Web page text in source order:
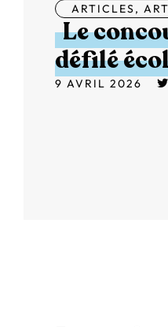
ARTICLES,
Le
défilé
9 AVRIL 2026